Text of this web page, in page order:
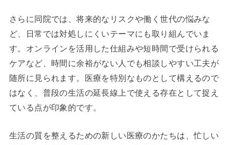
さらに同院では、将来的なリスクや働く世代の悩みな
ど、日常では対処しにくいテーマにも取り組んでいま
す。オンラインを活用した仕組みや短時間で受けられる
ケアなど、時間に余裕がない人でも相談しやすい工夫が
随所に見られます。医療を特別なものとして構えるので
はなく、普段の生活の延長線上で使える存在として捉え
ている点が印象的です。
生活の質を整えるための新しい医療のかたちは、忙しい